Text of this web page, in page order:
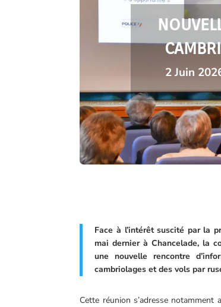
2 Juin
Face à l’intérêt suscité par la
mai dernier à Chancelade, la
une nouvelle rencontre
cambriolages et des vols par
Cette réunion s’adresse